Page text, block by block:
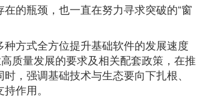
的瓶颈，也一直在努力寻求突破的“窗
方式全方位提升基础软件的发展速度
质量发展的要求及相关配套政策，在推
，强调基础技术与生态要向下扎根、
作用。